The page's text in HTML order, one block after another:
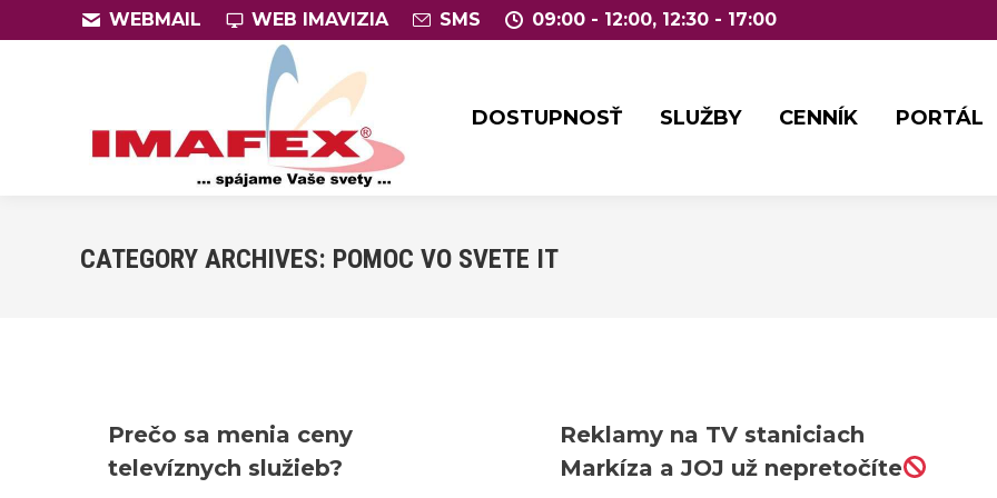
WEBMAIL WEB IMAVIZIA SMS 09:00 - 12:00, 12:30 - 17:00
DOSTUPNOSŤ SLUŽBY CENNÍK PORTÁL
CATEGORY ARCHIVES: POMOC VO SVETE IT
Prečo sa menia ceny
televíznych služieb?
Reklamy na TV staniciach
Markíza a JOJ už nepretočíte